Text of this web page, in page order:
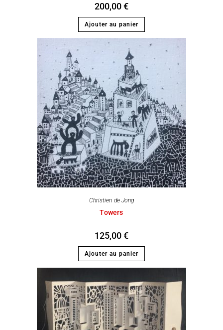
200,00€
Ajouter au panier
Christien de Jong
Towers
125,00€
Ajouter au panier